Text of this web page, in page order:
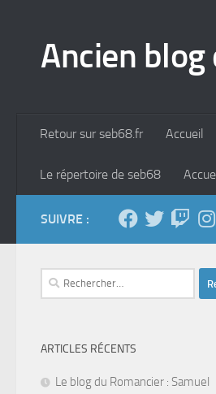
Ancien blog
Retour sur seb68.fr Accueil
Le répertoire de seb68
SUIVRE :
Rechercher :
ARTICLES RÉCENTS
Le blog du Romancier : Samuel